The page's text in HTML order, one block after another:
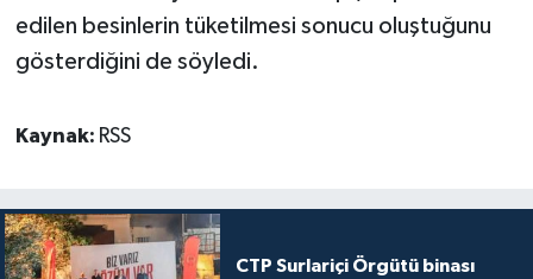
edilen besinlerin tüketilmesi sonucu oluştuğunu
gösterdiğini de söyledi.
Kaynak: RSS
CTP Surlariçi Örgütü binası